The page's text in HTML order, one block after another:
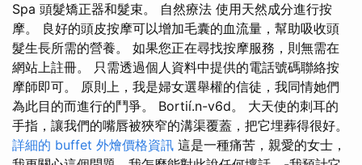
Spa 頭髮矯正器和髮束。 自然療法 使用天然成分進行按
摩。 良好的頭皮按摩可以增加毛囊的血流量，幫助吸收頭
髮生長所需的營養。 如果您正在尋找按摩服務，則無需在
網站上註冊。 只需透過個人資料中提供的電話號碼聯絡按
摩師即可。 原則上，我是婦女選舉權的信徒，我同情她們
為此目的而進行的鬥爭。 Bortií.n-v6d。 大天使的刺耳的
手指，讓我們的嘴唇被狹窄的溝渠覆蓋，把它埋葬得很好。
詳細的 buffet 外燴價格資訊 這是一種痛苦，親愛的女士，